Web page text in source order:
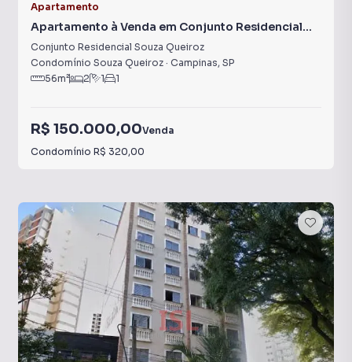
Apartamento
Apartamento à Venda em Conjunto Residencial
Souza Queiroz
Conjunto Residencial Souza Queiroz
Condomínio Souza Queiroz · Campinas, SP
56m² 2 1 1
R$ 150.000,00Venda
Condomínio R$ 320,00